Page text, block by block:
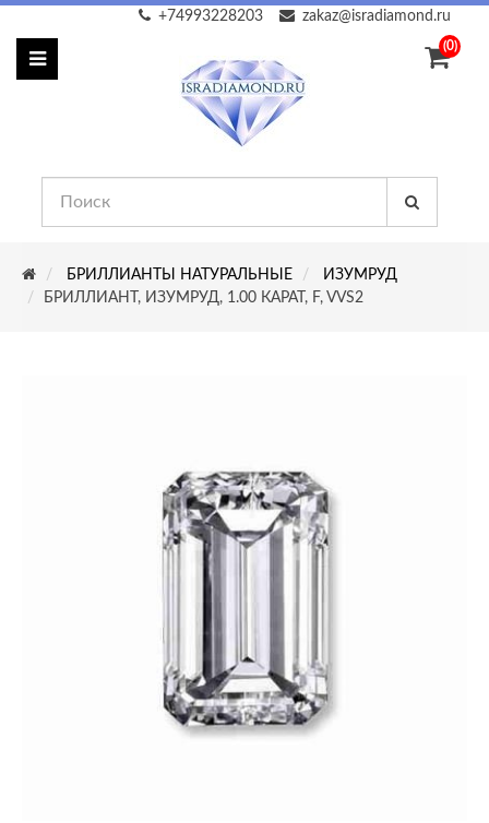
zakaz@isradiamond.ru
+74993228203
(0)
БРИЛЛИАНТЫ НАТУРАЛЬНЫЕ
ИЗУМРУД
БРИЛЛИАНТ, ИЗУМРУД, 1.00 КАРАТ, F, VVS2